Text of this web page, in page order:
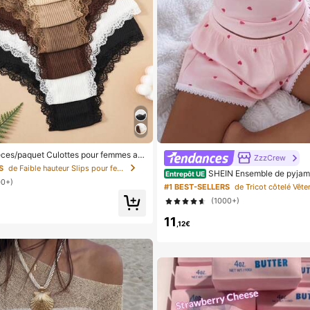
paquet Culottes pour femmes av
à contraste floral, pour un port
de Faible hauteur Slips pour femmes
ZzzCrew
Entrepôt UE SHEIN Ensemble de
ébardeur en soie rose à cœurs et
elée
#1 BEST-SELLERS
(1000+)
11 ,12€